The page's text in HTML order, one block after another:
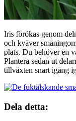
Iris förökas genom
och kväver
plats. Du behöver en
Plantera sedan ut
tillväxten snart igång
Dela detta: